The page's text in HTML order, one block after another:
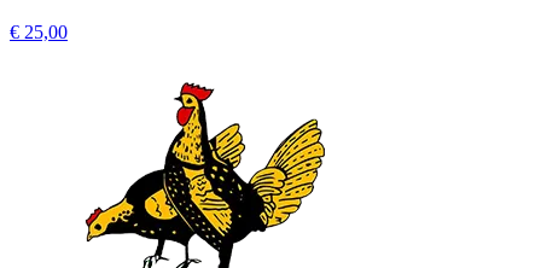
€ 25,00